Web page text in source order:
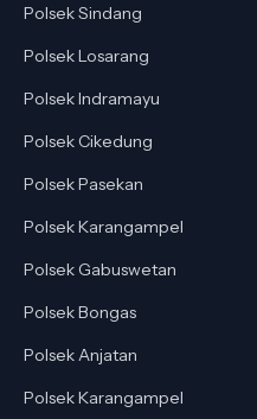
Polsek Sindang
Polsek Losarang
Polsek Indramayu
Polsek Cikedung
Polsek Pasekan
Polsek Karangampel
Polsek Gabuswetan
Polsek Bongas
Polsek Anjatan
Polsek Karangampel